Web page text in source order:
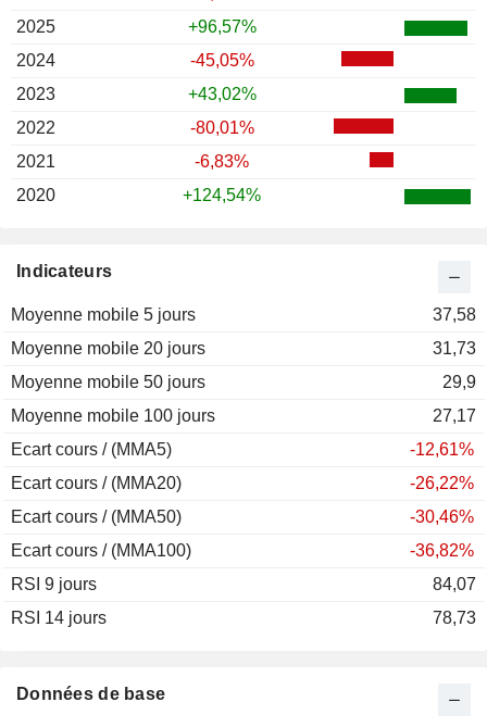
Données de base
Indicateurs
Moyenne mobile 5 jours
37,58
Moyenne mobile 20 jours
31,73
Moyenne mobile 50 jours
29,9
Moyenne mobile 100 jours
27,17
Ecart cours / (MMA5)
-12,61%
Ecart cours / (MMA20)
-26,22%
Ecart cours / (MMA50)
-30,46%
Ecart cours / (MMA100)
-36,82%
RSI 9 jours
84,07
RSI 14 jours
78,73
2025
+96,57%
2024
-45,05%
2023
+43,02%
2022
-80,01%
2021
-6,83%
2020
+124,54%